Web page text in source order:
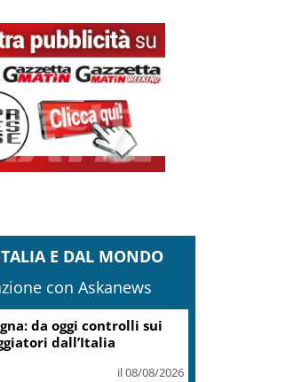
E DAL MONDO
con Askanews
da oggi controlli sui
dall’Italia
il 08/08/2026